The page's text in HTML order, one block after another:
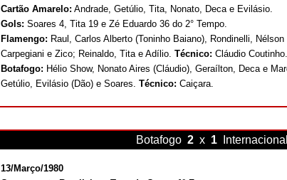
Cartão Amarelo: Andrade, Getúlio, Tita, Nonato, Deca e Evilásio.
Gols: Soares 4, Tita 19 e Zé Eduardo 36 do 2° Tempo.
Flamengo: Raul, Carlos Alberto (Toninho Baiano), Rondinelli,
Carpegiani e Zico; Reinaldo, Tita e Adílio. Técnico: Cláudio Coutinho.
Botafogo: Hélio Show, Nonato Aires (Cláudio), Geraílton, Deca e
Getúlio, Evilásio (Dão) e Soares. Técnico: Caiçara.
Botafogo 2 x 1 Internacional
13/Março/1980